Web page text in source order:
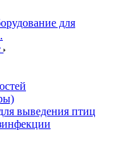
для
выведения птиц